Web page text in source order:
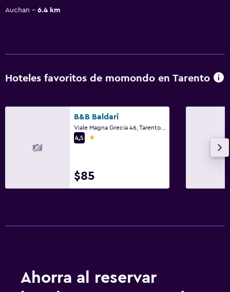
Auchan
6.4 km
Hoteles favoritos de momondo en Tarento
B&B Baldari
4,5
1 estrella
$85
Ahorra al reservar